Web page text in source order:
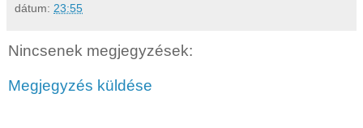
dátum: 23:55
Nincsenek megjegyzések:
Megjegyzés küldése